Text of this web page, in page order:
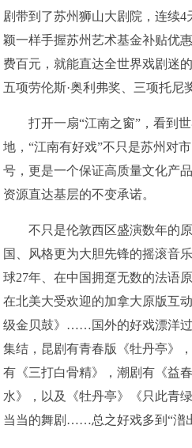
剧带到了苏州狮山大剧院，连续
颖一样手握苏州艺术基金补贴优
费百元，就能直达全世界戏剧迷
五项劳伦斯·奥利弗奖、三项托尼
打开一扇“江南之窗”，看到世
地，“江南有好戏”不只是苏州对
号，更是一个保证高质量文化产
资源直达基层的不变承诺。
不只是伦敦西区盛演数年的原
国、风格更为大胆先锋的摇滚音
球27年、在中国拥趸无数的法语
在北美大受欢迎的加拿大原版互
级金贝鼓》……国外的好戏漂洋
集结，昆剧有青春版《牡丹亭》
有《三打白骨精》，潮剧有《益
水》，以及《牡丹亭》《只此青
当当的舞剧……总之好戏多到“潽